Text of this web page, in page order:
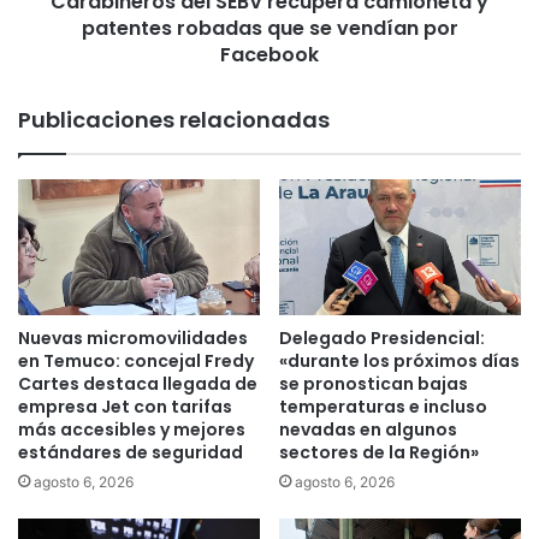
o
e
c
u
r
o
d
e
p
r
o
S
E
B
r
e
c
u
p
e
r
a
c
a
m
patentes robadas que se vendían por
Facebook
Publicaciones relacionadas
Nuevas micromovilidades
en Temuco: concejal Fredy
Cartes destaca llegada de
empresa Jet con tarifas
más accesibles y mejores
estándares de seguridad
agosto 6, 2026
Delegado Presidencial:
«durante los próximos días
se pronostican bajas
temperaturas e incluso
nevadas en algunos
sectores de la Región»
agosto 6, 2026